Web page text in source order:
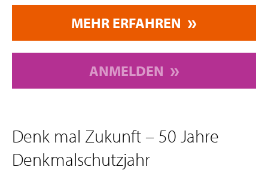
MEHR ERFAHREN
ANMELDEN
Denk mal Zukunft – 50 Jahre
Denkmalschutzjahr